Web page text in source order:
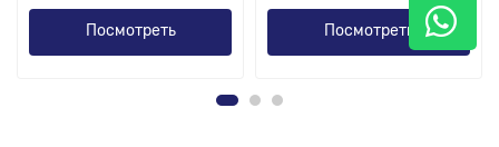
Посмотреть Посмотреть